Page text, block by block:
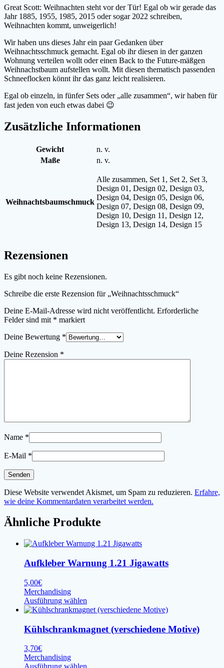
Great Scott: Weihnachten steht vor der Tür! Egal ob wir gerade das
Jahr 1885, 1955, 1985, 2015 oder sogar 2022 schreiben,
Weihnachten kommt, unweigerlich!
Wir haben uns dieses Jahr ein paar Gedanken über
Weihnachtsschmuck gemacht. Egal ob ihr diesen in der ganzen
Wohnung verteilen wollt oder einen Back to the Future-mäßgen
Weihnachstbaum aufstellen wollt. Mit diesen thematisch passenden
Schneeflocken könnt ihr das ganz leicht realisieren.
Egal ob einzeln, in fünfer Sets oder „alle zusammen“, wir haben für
fast jeden von euch etwas dabei 😉
Zusätzliche Informationen
Gewicht
n. v.
Maße
n. v.
Weihnachtsbaumschmuck
Alle zusammen, Set 1, Set 2, Set 3,
Design 01, Design 02, Design 03,
Design 04, Design 05, Design 06,
Design 07, Design 08, Design 09,
Design 10, Design 11, Design 12,
Design 13, Design 14, Design 15
Rezensionen
Es gibt noch keine Rezensionen.
Schreibe die erste Rezension für „Weihnachtsschmuck“
Deine E-Mail-Adresse wird nicht veröffentlicht. Erforderliche
Felder sind mit * markiert
Deine Bewertung *
Deine Rezension *
Name *
E-Mail *
Diese Website verwendet Akismet, um Spam zu reduzieren. Erfahre,
wie deine Kommentardaten verarbeitet werden.
Ähnliche Produkte
Aufkleber Warnung 1.21 Jigawatts
5,00€
Merchandising
Ausführung wählen
Produkt
mehrere
Varianten
Kühlschrankmagnet (verschiedene Motive)
3,70€
Merchandising